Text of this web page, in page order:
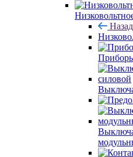
Назад